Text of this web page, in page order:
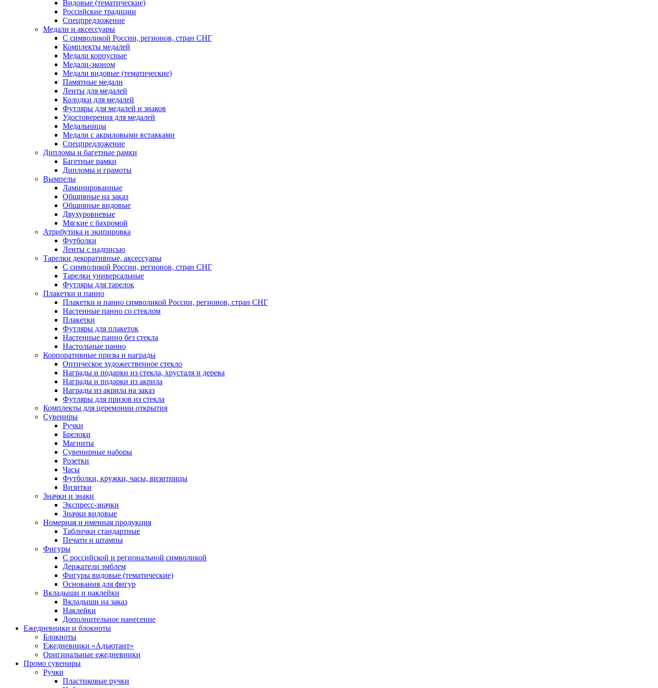
Видовые (тематические)
Российские традиции
Спецпредложение
Медали и аксессуары
С символикой России, регионов, стран СНГ
Комплекты медалей
Медали корпусные
Медали-эконом
Медали видовые (тематические)
Памятные медали
Ленты для медалей
Колодки для медалей
Футляры для медалей и знаков
Удостоверения для медалей
Медальницы
Медали с акриловыми вставками
Спецпредложение
Дипломы и багетные рамки
Багетные рамки
Дипломы и грамоты
Вымпелы
Ламинированные
Обшивные на заказ
Обшивные видовые
Двухуровневые
Мягкие с бахромой
Атрибутика и экипировка
Футболки
Ленты с надписью
Тарелки декоративные, аксессуары
С символикой России, регионов, стран СНГ
Тарелки универсальные
Футляры для тарелок
Плакетки и панно
Плакетки и панно символикой России, регионов, стран СНГ
Настенные панно со стеклом
Плакетки
Футляры для плакеток
Настенные панно без стекла
Настольные панно
Корпоративные призы и награды
Оптическое художественное стекло
Награды и подарки из стекла, хрусталя и дерева
Награды и подарки из акрила
Награды из акрила на заказ
Футляры для призов из стекла
Комплекты для церемонии открытия
Сувениры
Ручки
Брелоки
Магниты
Сувенирные наборы
Розетки
Часы
Футболки, кружки, часы, визитницы
Визитки
Значки и знаки
Экспресс-значки
Значки видовые
Номерная и именная продукция
Таблички стандартные
Печати и штампы
Фигуры
С российской и региональной символикой
Держатели эмблем
Фигуры видовые (тематические)
Основания для фигур
Вкладыши и наклейки
Вкладыши на заказ
Наклейки
Дополнительное нанесение
Ежедневники и блокноты
Блокноты
Ежедневники «Адъютант»
Оригинальные ежедневники
Промо сувениры
Ручки
Пластиковые ручки